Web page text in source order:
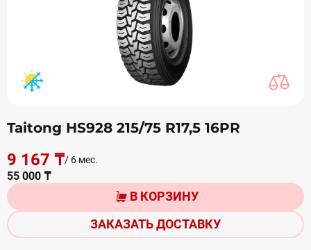
Taitong HS928 215/75 R17,5 16PR
9 167 ₸/ 6 мес.
55 000 ₸
В КОРЗИНУ
ЗАКАЗАТЬ ДОСТАВКУ